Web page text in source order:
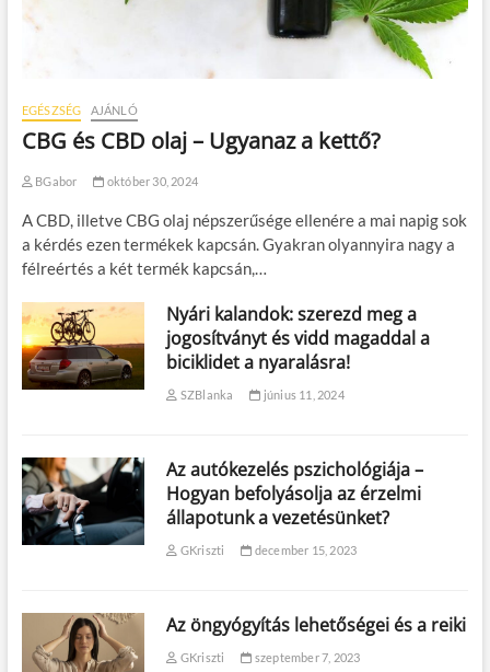
EGÉSZSÉG AJÁNLÓ
CBG és CBD olaj – Ugyanaz a kettő?
BGabor október 30, 2024
A CBD, illetve CBG olaj népszerűsége ellenére a mai napig sok
a kérdés ezen termékek kapcsán. Gyakran olyannyira nagy a
félreértés a két termék kapcsán,…
Nyári kalandok: szerezd meg a
jogosítványt és vidd magaddal a
biciklidet a nyaralásra!
SZBlanka június 11, 2024
Az autókezelés pszichológiája –
Hogyan befolyásolja az érzelmi
állapotunk a vezetésünket?
GKriszti december 15, 2023
Az öngyógyítás lehetőségei és a reiki
GKriszti szeptember 7, 2023